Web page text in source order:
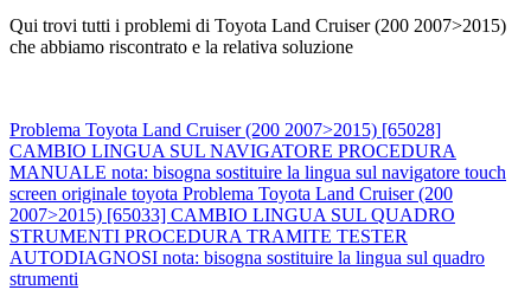
Qui trovi tutti i problemi di Toyota Land Cruiser (200 2007>2015)
che abbiamo riscontrato e la relativa soluzione
Problema Toyota Land Cruiser (200 2007>2015) [65028]
CAMBIO LINGUA SUL NAVIGATORE PROCEDURA
MANUALE nota: bisogna sostituire la lingua sul navigatore touch
screen originale toyota Problema Toyota Land Cruiser (200
2007>2015) [65033] CAMBIO LINGUA SUL QUADRO
STRUMENTI PROCEDURA TRAMITE TESTER
AUTODIAGNOSI nota: bisogna sostituire la lingua sul quadro
strumenti